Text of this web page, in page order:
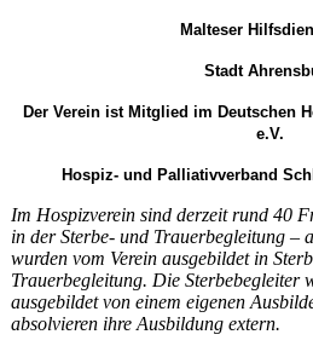
Malteser
Stadt
Der Verein ist Mitglied im Deutschen
e.V.
Hospiz- und Palliativverband
Im Hospizverein sind derzeit rund 40
in der Sterbe- und Trauerbegleitung –
wurden vom Verein ausgebildet in
Trauerbegleitung. Die Sterbebegleiter
ausgebildet von einem eigenen
absolvieren ihre Ausbildung extern.